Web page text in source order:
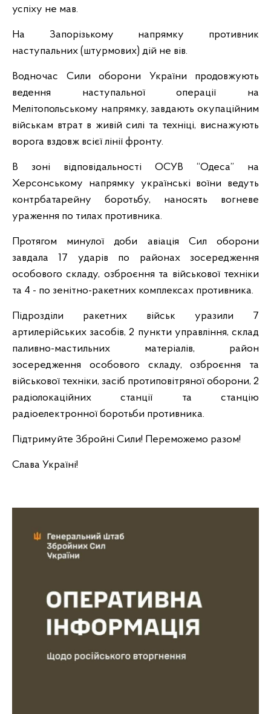
успіху не мав.
На Запорізькому напрямку противник
наступальних (штурмових) дій не вів.
Водночас Сили оборони України продовжують
ведення наступальної операції на
Мелітопольському напрямку, завдають окупаційним
військам втрат в живій силі та техніці, виснажують
ворога вздовж всієї лінії фронту.
В зоні відповідальності ОСУВ “Одеса” на
Херсонському напрямку українські воїни ведуть
контрбатарейну боротьбу, наносять вогневе
ураження по тилах противника.
Протягом минулої доби авіація Сил оборони
завдала 17 ударів по районах зосередження
особового складу, озброєння та військової техніки
та 4 - по зенітно-ракетних комплексах противника.
Підрозділи ракетних військ уразили 7
артилерійських засобів, 2 пункти управління, склад
паливно-мастильних матеріалів, район
зосередження особового складу, озброєння та
військової техніки, засіб протиповітряної оборони, 2
радіолокаційних станції та станцію
радіоелектронної боротьби противника.
Підтримуйте Збройні Сили! Переможемо разом!
Слава Україні!